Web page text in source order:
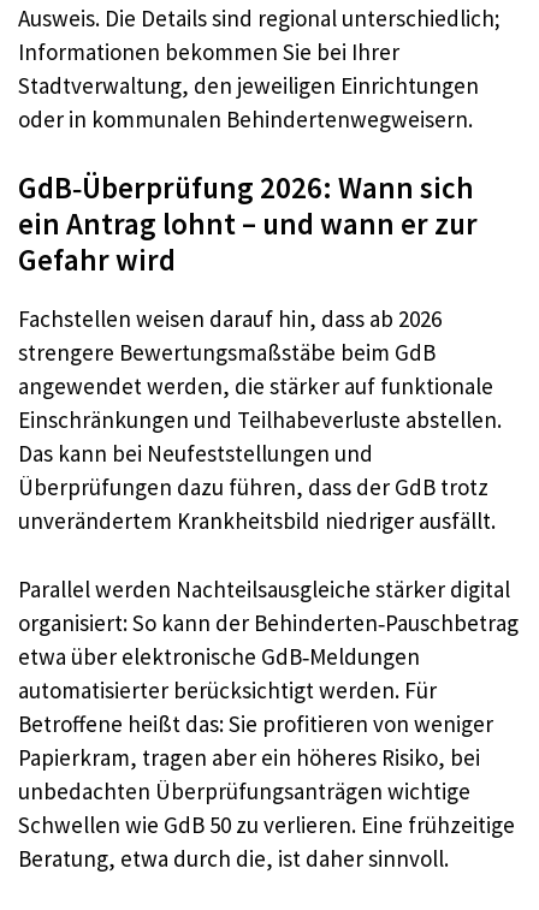
Ausweis. Die Details sind regional unterschiedlich;
Informationen bekommen Sie bei Ihrer
Stadtverwaltung, den jeweiligen Einrichtungen
oder in kommunalen Behindertenwegweisern.
GdB‑Überprüfung 2026: Wann sich
ein Antrag lohnt – und wann er zur
Gefahr wird
Fachstellen weisen darauf hin, dass ab 2026
strengere Bewertungsmaßstäbe beim GdB
angewendet werden, die stärker auf funktionale
Einschränkungen und Teilhabeverluste abstellen.
Das kann bei Neufeststellungen und
Überprüfungen dazu führen, dass der GdB trotz
unverändertem Krankheitsbild niedriger ausfällt.
Parallel werden Nachteilsausgleiche stärker digital
organisiert: So kann der Behinderten‑Pauschbetrag
etwa über elektronische GdB‑Meldungen
automatisierter berücksichtigt werden. Für
Betroffene heißt das: Sie profitieren von weniger
Papierkram, tragen aber ein höheres Risiko, bei
unbedachten Überprüfungsanträgen wichtige
Schwellen wie GdB 50 zu verlieren. Eine frühzeitige
Beratung, etwa durch die, ist daher sinnvoll.